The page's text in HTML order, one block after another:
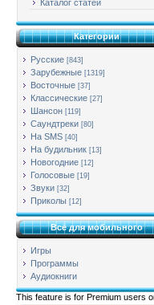
Каталог статей
Категории
Русские [843]
Зарубежные [1319]
Восточные [37]
Классические [27]
Шансон [119]
Саундтреки [80]
На SMS [40]
На будильник [13]
Новогодние [12]
Голосовые [19]
Звуки [32]
Приколы [12]
Всё для мобильного
Игры
Программы
Аудиокниги
This feature is for Premium users